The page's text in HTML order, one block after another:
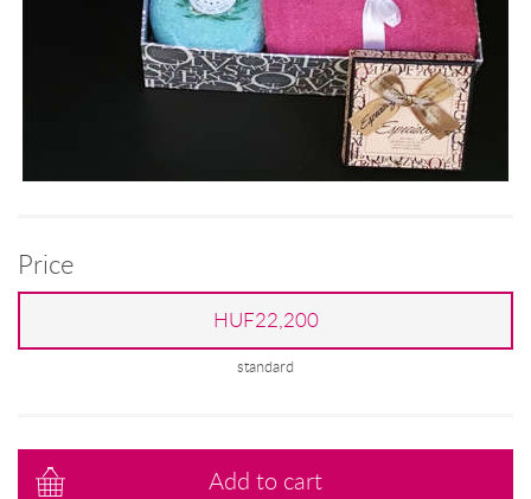
Price
HUF22,200
standard
Add to cart